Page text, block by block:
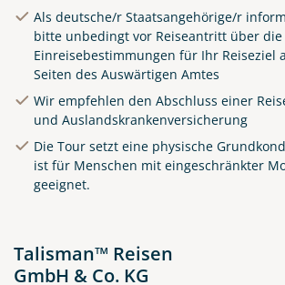
Alfama - ein Stadtteil
Lissabon
©SeanPavonePhoto -
stock.adobe.com
Als deutsche/r Staatsangehörige/r
bitte unbedingt vor Reiseantritt über
Einreisebestimmungen für Ihr Reiseziel
Seiten des Auswärtigen Amtes
Wir empfehlen den Abschluss einer
und Auslandskrankenversicherung
Die Tour setzt eine physische
ist für Menschen mit eingeschränkter
geeignet.
Talisman™ Reisen
GmbH & Co. KG